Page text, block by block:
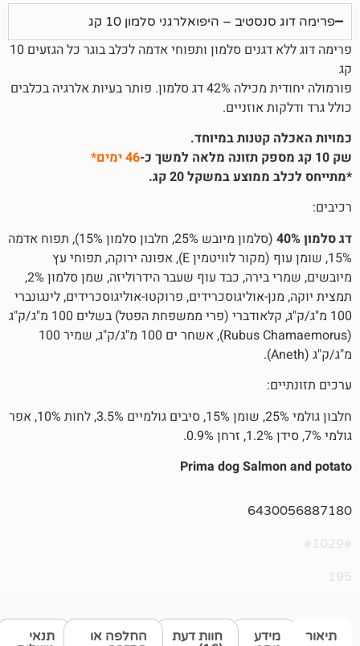
– היפואלרגני סלמון 10 קג
פרימה דוג ללא דגנים סלמון ותפוחי אדמה לכלב בוגר כל הגזעים 10
פורמולה יחודית מכילה 42% דג סלמון. פותר בעיות אלרגיה בכלבים
אוזניים.
במיוחד.
46 ימים*
במשקל 20 קג.
(סלמון מיובש 25%, חלבון סלמון 15%), תפוח אדמה
15%, שומן עוף (מקור לוויטמין E), אפונה ירוקה, תפוחי עץ
מיובשים, שמרי בירה, כבד עוף שעבר הידרוליזה, שמן סלמון 2%,
פרוקטו-אוליגוסכרידים, לינגונברי
100 מ"ג/ק"ג, קלאודברי (פרי ממשפחת הפטל) בשלים 100 מ"ג/ק"ג
(Rubus Chamaemorus), אשחר ים 100 מ"ג/ק"ג, שמיר 100
חלבון גולמי 25%, שומן 15%, סיבים גולמיים 3.5%, לחות 10%, אפר
Prima dog
תנאי
חוות דעת
החלפה או